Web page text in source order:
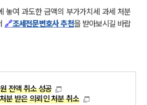
고객의 소리
통합검색
AI대륜
사례분석/최신동향
법률정보
놓여 과도한 금액의 부가가치세 과세 처분
🔗조세전문변호사 추천을 받아보시길 바랍
전액 취소 성공
분 받은 의뢰인 처분 취소